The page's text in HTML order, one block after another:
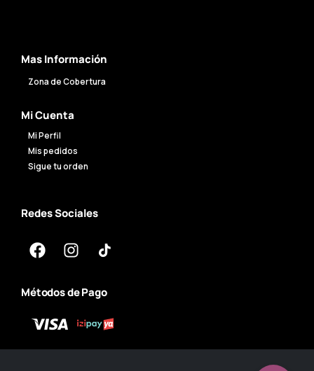
Mas Información
Zona de Cobertura
Mi Cuenta
Mi Perfil
Mis pedidos
Sigue tu orden
Redes Sociales
Métodos de Pago